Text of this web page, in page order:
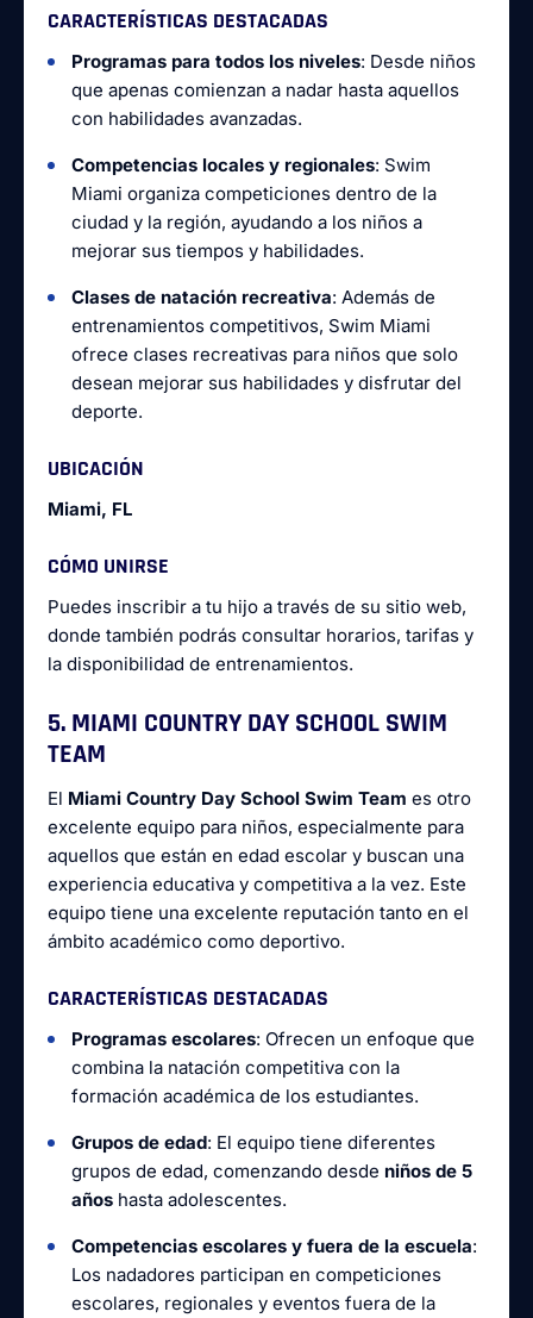
CARACTERÍSTICAS DESTACADAS
Programas para todos los niveles: Desde niños
que apenas comienzan a nadar hasta aquellos
con habilidades avanzadas.
Competencias locales y regionales: Swim
Miami organiza competiciones dentro de la
ciudad y la región, ayudando a los niños a
mejorar sus tiempos y habilidades.
Clases de natación recreativa: Además de
entrenamientos competitivos, Swim Miami
ofrece clases recreativas para niños que solo
desean mejorar sus habilidades y disfrutar del
deporte.
UBICACIÓN
Miami, FL
CÓMO UNIRSE
Puedes inscribir a tu hijo a través de su sitio web,
donde también podrás consultar horarios, tarifas y
la disponibilidad de entrenamientos.
5. MIAMI COUNTRY DAY SCHOOL SWIM
TEAM
El Miami Country Day School Swim Team es otro
excelente equipo para niños, especialmente para
aquellos que están en edad escolar y buscan una
experiencia educativa y competitiva a la vez. Este
equipo tiene una excelente reputación tanto en el
ámbito académico como deportivo.
CARACTERÍSTICAS DESTACADAS
Programas escolares: Ofrecen un enfoque que
combina la natación competitiva con la
formación académica de los estudiantes.
Grupos de edad: El equipo tiene diferentes
grupos de edad, comenzando desde niños de 5
años hasta adolescentes.
Competencias escolares y fuera de la escuela:
Los nadadores participan en competiciones
escolares, regionales y eventos fuera de la